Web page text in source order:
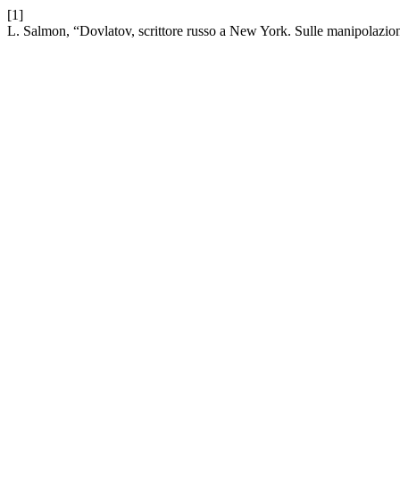
[1]
L. Salmon, “Dovlatov, scrittore russo a New York. Sulle